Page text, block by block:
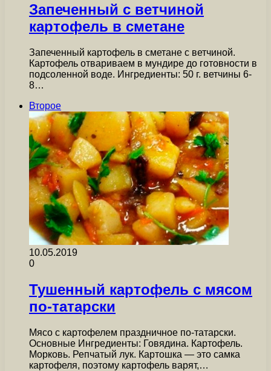
Запеченный с ветчиной
картофель в сметане
Запеченный картофель в сметане с ветчиной.
Картофель отвариваем в мундире до готовности в
подсоленной воде. Ингредиенты: 50 г. ветчины 6-
8…
Второе
10.05.2019
0
Тушенный картофель с мясом
по-татарски
Мясо с картофелем праздничное по-татарски.
Основные Ингредиенты: Говядина. Картофель.
Морковь. Репчатый лук. Картошка — это самка
картофеля, поэтому картофель варят,…